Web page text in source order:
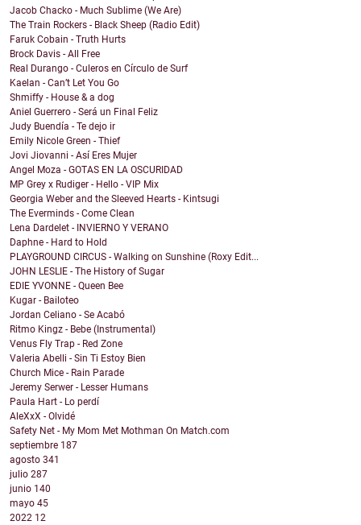
Jacob Chacko - Much Sublime (We Are)
The Train Rockers - Black Sheep (Radio Edit)
Faruk Cobain - Truth Hurts
Brock Davis - All Free
Real Durango - Culeros en Círculo de Surf
Kaelan - Can’t Let You Go
Shmiffy - House & a dog
Aniel Guerrero - Será un Final Feliz
Judy Buendía - Te dejo ir
Emily Nicole Green - Thief
Jovi Jiovanni - Así Eres Mujer
Angel Moza - GOTAS EN LA OSCURIDAD
MP Grey x Rudiger - Hello - VIP Mix
Georgia Weber and the Sleeved Hearts - Kintsugi
The Everminds - Come Clean
Lena Dardelet - INVIERNO Y VERANO
Daphne - Hard to Hold
PLAYGROUND CIRCUS - Walking on Sunshine (Roxy Edit...
JOHN LESLIE - The History of Sugar
EDIE YVONNE - Queen Bee
Kugar - Bailoteo
Jordan Celiano - Se Acabó
Ritmo Kingz - Bebe (Instrumental)
Venus Fly Trap - Red Zone
Valeria Abelli - Sin Ti Estoy Bien
Church Mice - Rain Parade
Jeremy Serwer - Lesser Humans
Paula Hart - Lo perdí
AleXxX - Olvidé
Safety Net - My Mom Met Mothman On Match.com
septiembre 187
agosto 341
julio 287
junio 140
mayo 45
2022 12